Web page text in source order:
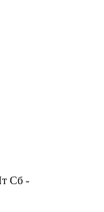
Сб -